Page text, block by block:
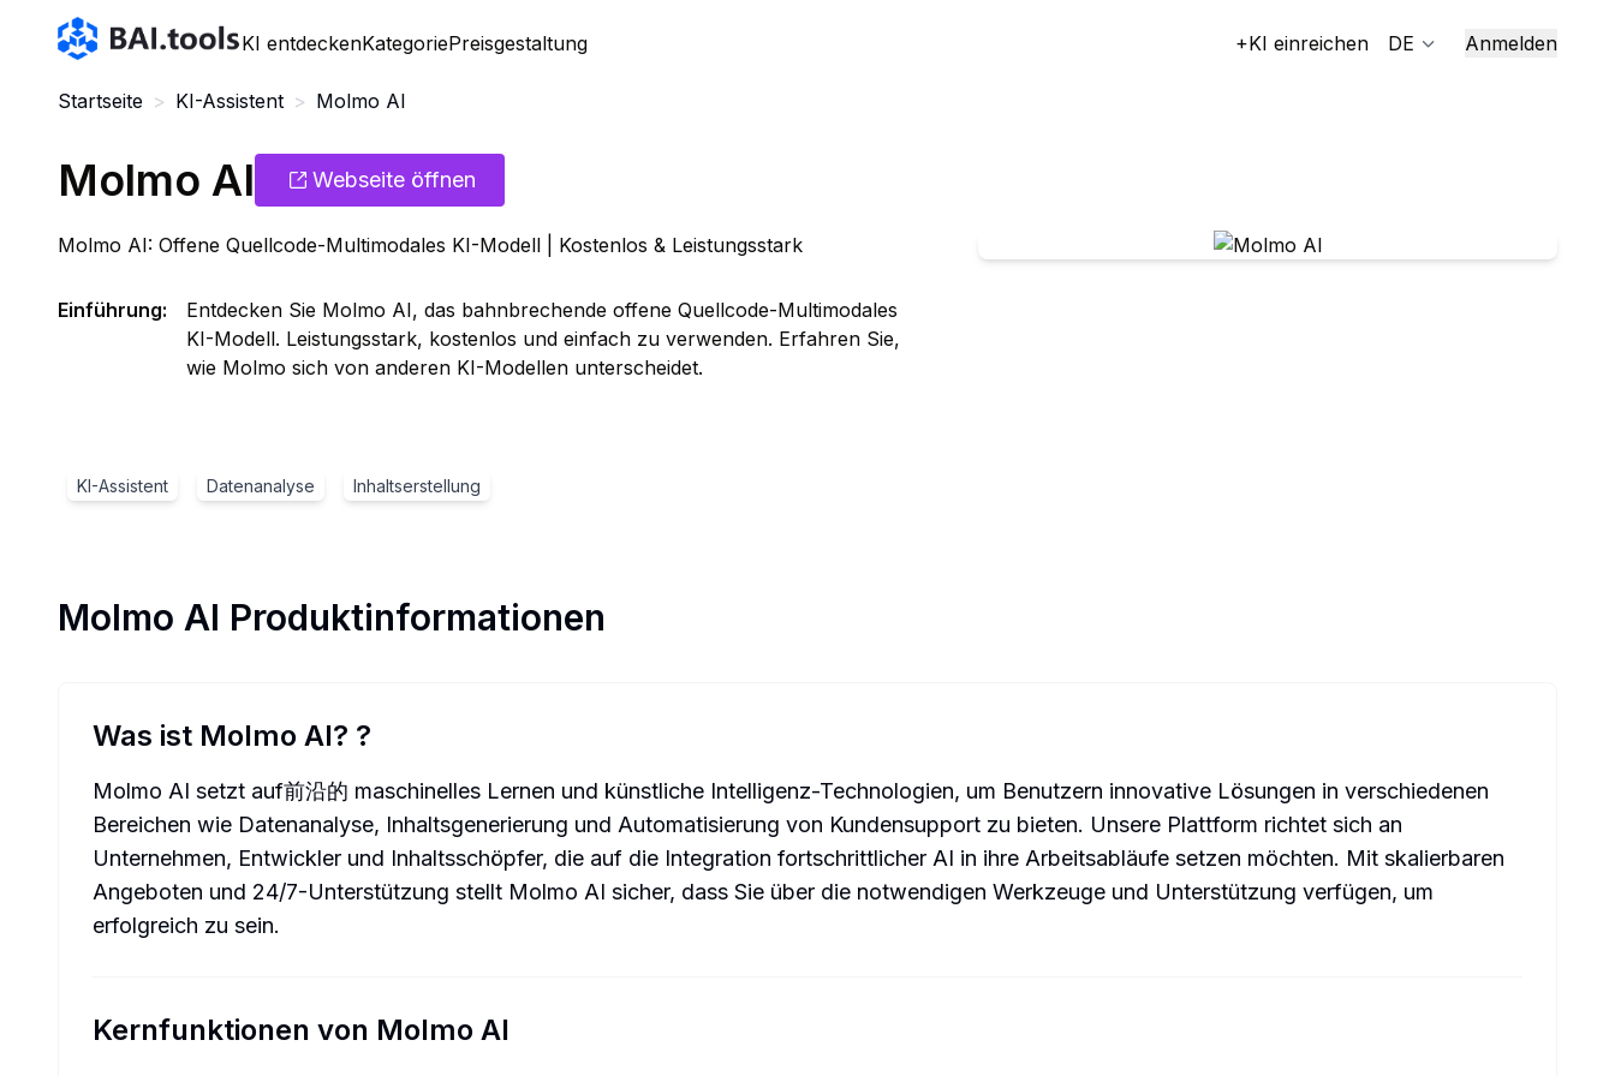
Bai.tools
KI entdeckenKategoriePreisgestaltung +KI einreichen DE Anmelden
Startseite > KI-Assistent > Molmo AI
Molmo AI Webseite öffnen
Molmo AI: Offene Quellcode-Multimodales KI-Modell | Kostenlos & Leistungsstark
Einführung:
Entdecken Sie Molmo AI, das bahnbrechende offene Quellcode-Multimodales
KI-Modell. Leistungsstark, kostenlos und einfach zu verwenden. Erfahren Sie,
wie Molmo sich von anderen KI-Modellen unterscheidet.
KI-Assistent Datenanalyse Inhaltserstellung
Molmo AI Produktinformationen
Was ist Molmo AI? ?
Molmo AI setzt auf前沿的 maschinelles Lernen und künstliche Intelligenz-Technologien, um Benutzern innovative Lösungen in verschiedenen
Bereichen wie Datenanalyse, Inhaltsgenerierung und Automatisierung von Kundensupport zu bieten. Unsere Plattform richtet sich an
Unternehmen, Entwickler und Inhaltsschöpfer, die auf die Integration fortschrittlicher AI in ihre Arbeitsabläufe setzen möchten. Mit skalierbaren
Angeboten und 24/7-Unterstützung stellt Molmo AI sicher, dass Sie über die notwendigen Werkzeuge und Unterstützung verfügen, um
erfolgreich zu sein.
Kernfunktionen von Molmo AI